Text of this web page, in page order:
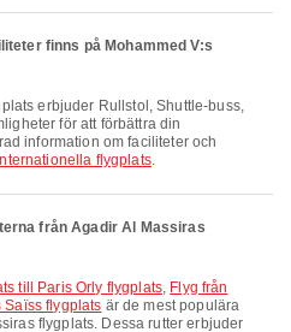
finns på Mohammed V:s
för att förbättra din
information om faciliteter och
flygplats.
från Agadir Al Massiras
till Paris Orly flygplats, Flyg från
Saïss flygplats är de mest populära
flygplats. Dessa rutter erbjuder